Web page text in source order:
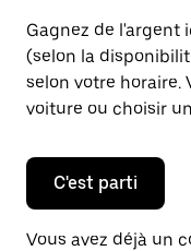
Gagnez de l'argent
(selon la
selon votre horaire.
voiture ou choisir
C'est parti
Vous avez déjà un